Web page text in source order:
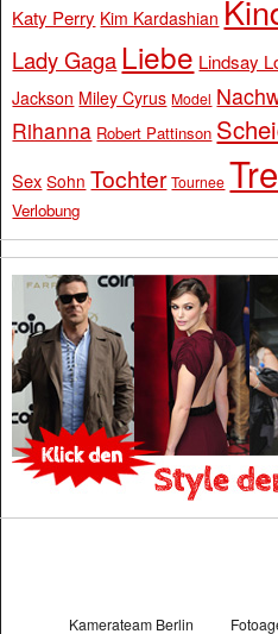
Katy Perry Kim Kardashian
Lady Gaga Liebe Lindsay
Jackson Miley Cyrus Model
Rihanna Robert Pattinson
Sex Sohn Tochter Tournee
Verlobung
Kamerateam Berlin